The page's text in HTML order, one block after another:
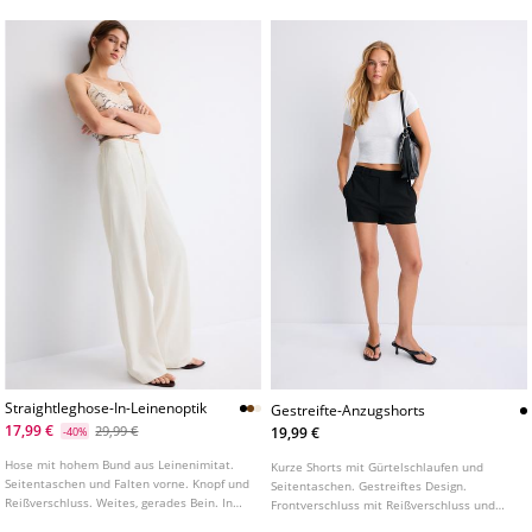
verschiedenen Farben erhältlich.
Straightleghose-In-Leinenoptik
17,99 €
-40% 29,99 €
Hose mit hohem Bund aus Leinenimitat.
Seitentaschen und Falten vorne. Knopf und
Reißverschluss. Weites, gerades Bein. In
Gestreifte-Anzugshorts
19,99 €
Kurze Shorts mit Gürtelschlaufen und
Seitentaschen. Gestreiftes Design.
Frontverschluss mit Reißverschluss und